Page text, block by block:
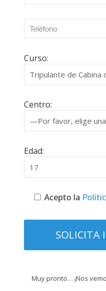
Curso:
Centro:
Edad:
Acepto la
Muy pronto… ¡Nos